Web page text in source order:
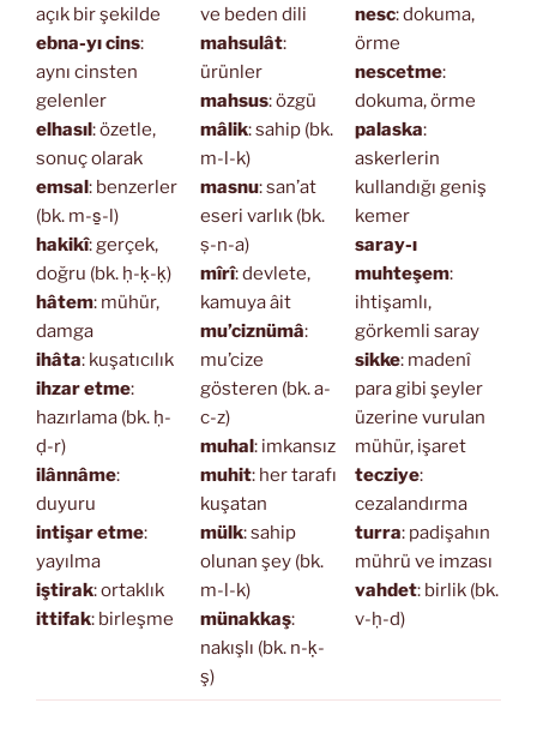
açık bir şekilde
ebna-yı cins:
aynı cinsten
gelenler
elhasıl : özetle,
sonuç olarak
emsal : benzerler
(bk. m-s̱-l)
hakikî: gerçek,
doğru (bk. ḥ-ḳ-ḳ)
hâtem: mühür,
damga
ihâta: kuşatıcılık
ihzar etme:
hazırlama (bk. ḥ-
ḍ-r)
ilânnâme:
duyuru
intişar etme:
yayılma
iştirak: ortaklık
ittifak: birleşme
ve beden dili
mahsulât:
ürünler
mahsus: özgü
mâlik: sahip (bk.
m-l-k)
masnu: san’at
eseri varlık (bk.
ṣ-n-a)
mîrî: devlete,
kamuya âit
mu’ciznümâ:
mu’cize
gösteren (bk. a-
c-z)
muhal : imkansız
muhit: her tarafı
kuşatan
mülk: sahip
olunan şey (bk.
m-l-k)
münakkaş:
nakışlı (bk. n-ḳ-
ş)
nesc: dokuma,
örme
nescetme:
dokuma, örme
palaska:
askerlerin
kullandığı geniş
kemer
saray-ı
muhteşem:
ihtişamlı,
görkemli saray
sikke: madenî
para gibi şeyler
üzerine vurulan
mühür, işaret
tecziye:
cezalandırma
turra: padişahın
mührü ve imzası
vahdet: birlik (bk.
v-ḥ-d)